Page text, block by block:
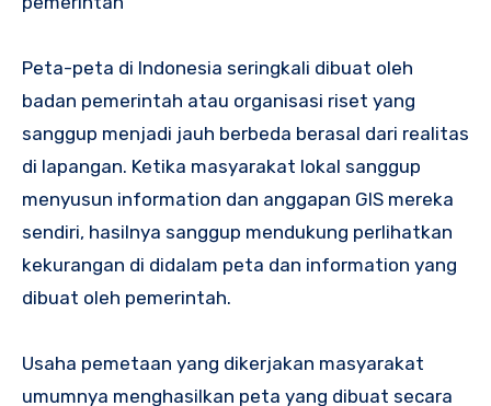
Peta-peta di Indonesia seringkali dibuat oleh
badan pemerintah atau organisasi riset yang
sanggup menjadi jauh berbeda berasal dari realitas
di lapangan. Ketika masyarakat lokal sanggup
menyusun information dan anggapan GIS mereka
sendiri, hasilnya sanggup mendukung perlihatkan
kekurangan di didalam peta dan information yang
dibuat oleh pemerintah.
Usaha pemetaan yang dikerjakan masyarakat
umumnya menghasilkan peta yang dibuat secara